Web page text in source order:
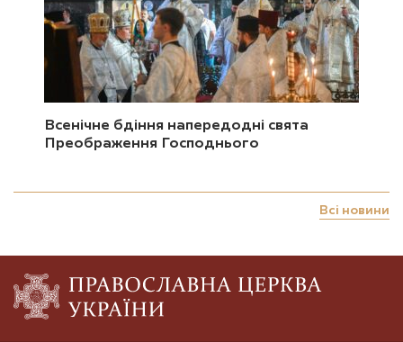
Всенічне бдіння напередодні свята
Преображення Господнього
Всі новини